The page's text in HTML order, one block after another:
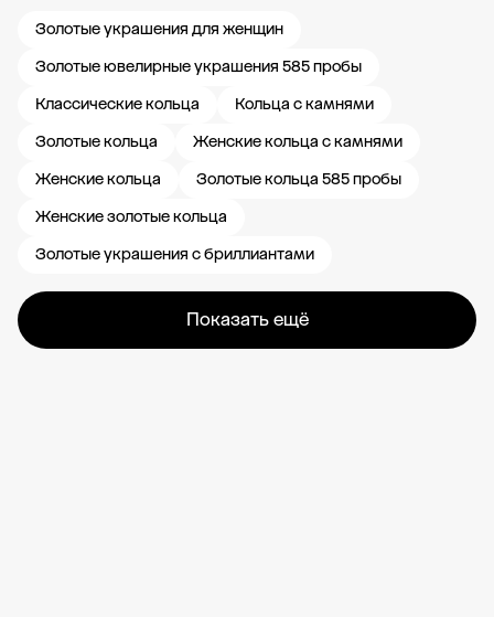
Золотые украшения для женщин
Золотые ювелирные украшения 585 пробы
Классические кольца
Кольца с камнями
Золотые кольца
Женские кольца с камнями
Женские кольца
Золотые кольца 585 пробы
Женские золотые кольца
Золотые украшения с бриллиантами
Показать ещё